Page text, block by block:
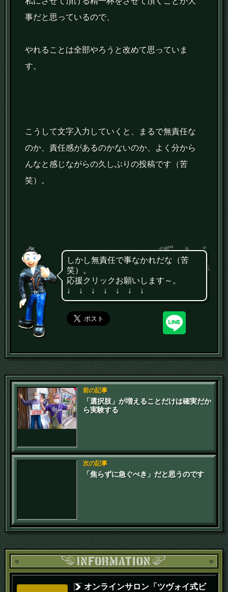
事だと思っているので、
やれることは全部やろうと改めて思っていま
す。
こうして文字入力していくと、まるで無責任な
のか、責任感があるのかないのか、よく分から
んなと感じながらの久しぶりの投稿です（苦
笑）。
しかし無責任で事なかれだな（苦
笑）。
応援クリックお願いします～。
↓ ↓ ↓ ↓ ↓ ↓ ↓
前の記事
「選択肢」が増えることだけは確実だか
ら実験する
次の記事
「焦らずに急ぐべき」だと思うのです
オンラインサロン「ツヴォイ式ビ